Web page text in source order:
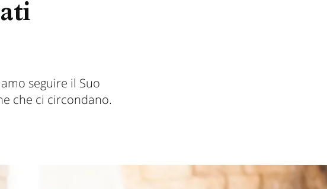
seguire il Suo
che ci circondano.